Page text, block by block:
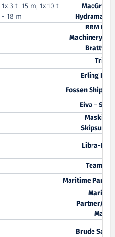
1x 3 t -15 m, 1x 10 t
- 18 m
RRM
Machinery
Erling
Fossen
Eiva –
Maskin
Libra-
Maritime
Partner/
Brude